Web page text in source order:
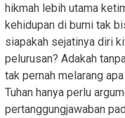
hikmah lebih utama
kehidupan di bumi tak
siapakah sejatinya diri
pelurusan? Adakah
tak pernah melarang
Tuhan hanya perlu
pertanggungjawaban